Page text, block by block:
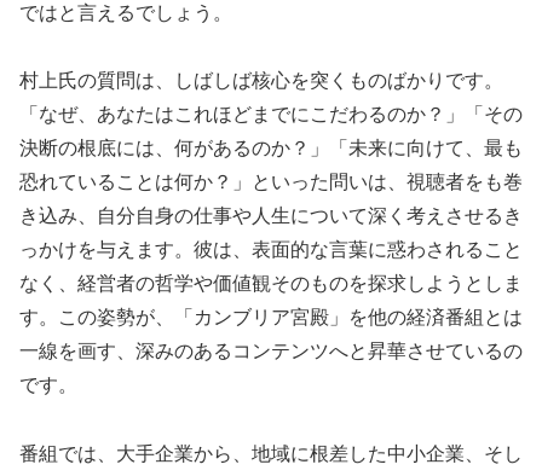
ではと言えるでしょう。
村上氏の質問は、しばしば核心を突くものばかりです。
「なぜ、あなたはこれほどまでにこだわるのか？」「その
決断の根底には、何があるのか？」「未来に向けて、最も
恐れていることは何か？」といった問いは、視聴者をも巻
き込み、自分自身の仕事や人生について深く考えさせるき
っかけを与えます。彼は、表面的な言葉に惑わされること
なく、経営者の哲学や価値観そのものを探求しようとしま
す。この姿勢が、「カンブリア宮殿」を他の経済番組とは
一線を画す、深みのあるコンテンツへと昇華させているの
です。
番組では、大手企業から、地域に根差した中小企業、そし